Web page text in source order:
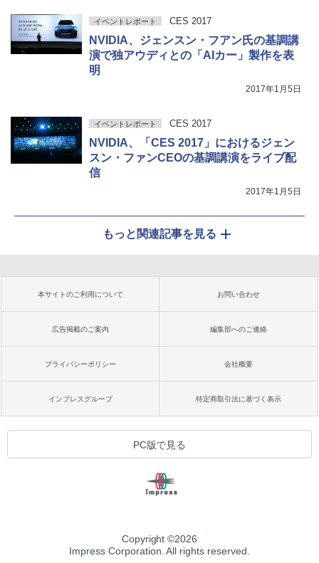
イベントレポート CES 2017
NVIDIA、ジェンスン・フアン氏の基調講
演で独アウディとの「AIカー」製作を表
明
2017年1月5日
イベントレポート CES 2017
NVIDIA、「CES 2017」におけるジェン
スン・ファンCEOの基調講演をライブ配
信
2017年1月5日
もっと関連記事を見る
本サイトのご利用について お問い合わせ
広告掲載のご案内 編集部へのご連絡
プライバシーポリシー 会社概要
インプレスグループ 特定商取引法に基づく表示
PC版で見る
Copyright ©2026
Impress Corporation. All rights reserved.